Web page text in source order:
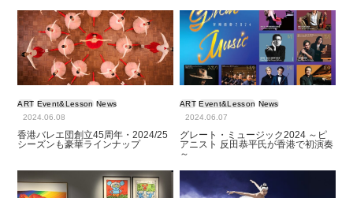
ART Event&Lesson News
2024.06.08
香港バレエ団創立45周年・2024/25
シーズンも豪華ラインナップ
ART Event&Lesson News
2024.06.07
グレート・ミュージック2024 ～ピ
アニスト 反田恭平氏が香港で初演奏
～